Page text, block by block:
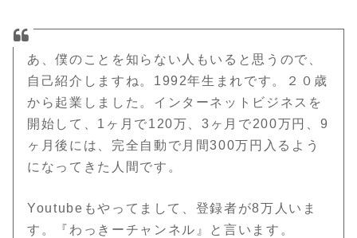
あ、僕のことを知らない人もいると思うので、
自己紹介しますね。1992年生まれです。２０歳
から起業しました。インターネットビジネスを
開始して、1ヶ月で120万、3ヶ月で200万円、9
ヶ月後には、完全自動で月間300万円入るよう
になってきた人間です。
Youtubeもやってまして、登録者が8万人いま
す。『わっきーチャンネル』と言います。